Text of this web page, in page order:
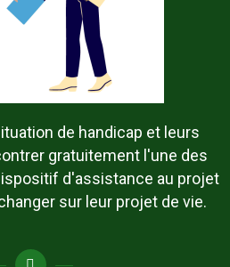
de handicap et leurs
gratuitement l'une des
d'assistance au projet
sur leur projet de vie.